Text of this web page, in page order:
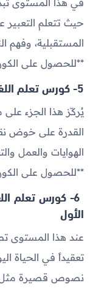
في هذا المستوى
حيث تتعلم
المستقبلية، وفهم
**للحصول على
5- كورس تعلم اللغة الألمانية مستوى A2 – الجزء الثاني
يُركّز هذا الجزء
القدرة على خوض
الهوايات والعمل
**للحصول على
الأول
عند هذا المستوى
تعقيداً في الحياة
نصوص قصيرة مثل